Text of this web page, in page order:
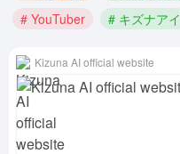
# YouTuber
# キズナアイ
Kizuna AI official website